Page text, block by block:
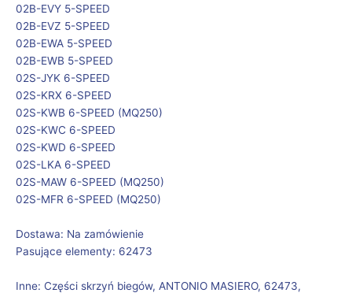
02B-EVY 5-SPEED
02B-EVZ 5-SPEED
02B-EWA 5-SPEED
02B-EWB 5-SPEED
02S-JYK 6-SPEED
02S-KRX 6-SPEED
02S-KWB 6-SPEED (MQ250)
02S-KWC 6-SPEED
02S-KWD 6-SPEED
02S-LKA 6-SPEED
02S-MAW 6-SPEED (MQ250)
02S-MFR 6-SPEED (MQ250)
Dostawa: Na zamówienie
Pasujące elementy: 62473
Inne: Części skrzyń biegów, ANTONIO MASIERO, 62473,